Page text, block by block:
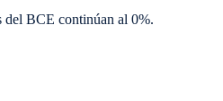
del BCE continúan al 0%.